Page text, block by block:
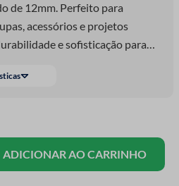
de 12mm. Perfeito para
acessórios e projetos
e sofisticação para
ADICIONAR AO CARRINHO